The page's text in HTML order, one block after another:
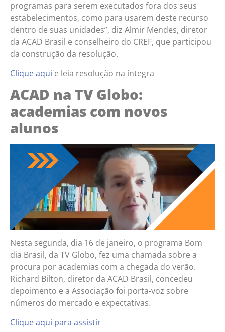
programas para serem executados fora dos seus
estabelecimentos, como para usarem deste recurso
dentro de suas unidades”, diz Almir Mendes, diretor
da ACAD Brasil e conselheiro do CREF, que participou
da construção da resolução.
Clique aqui e leia resolução na íntegra
ACAD na TV Globo:
academias com novos
alunos
Nesta segunda, dia 16 de janeiro, o programa Bom
dia Brasil, da TV Globo, fez uma chamada sobre a
procura por academias com a chegada do verão.
Richard Bilton, diretor da ACAD Brasil, concedeu
depoimento e a Associação foi porta-voz sobre
números do mercado e expectativas.
Clique aqui para assistir